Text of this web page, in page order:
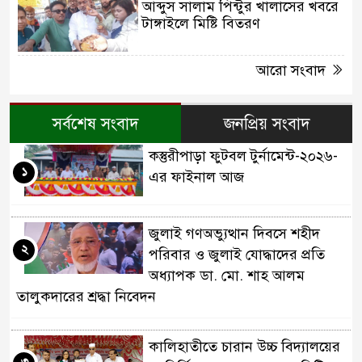
আব্দুস সালাম পিন্টুর খালাসের খবরে
টাঙ্গাইলে মিষ্টি বিতরণ
আরো সংবাদ
সর্বশেষ সংবাদ জনপ্রিয় সংবাদ
কস্তুরীপাড়া ফুটবল টুর্নামেন্ট-২০২৬-
এর ফাইনাল আজ
১
জুলাই গণঅভ্যুত্থান দিবসে শহীদ
পরিবার ও জুলাই যোদ্ধাদের প্রতি
অধ্যাপক ডা. মো. শাহ আলম
তালুকদারের শ্রদ্ধা নিবেদন
২
কালিহাতীতে চারান উচ্চ বিদ্যালয়ের